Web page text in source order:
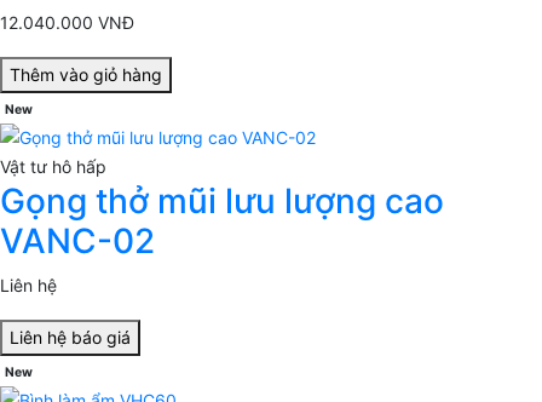
12.040.000 VNĐ
Thêm vào giỏ hàng
New
Vật tư hô hấp
Gọng thở mũi lưu lượng cao
VANC-02
Liên hệ
Liên hệ báo giá
New